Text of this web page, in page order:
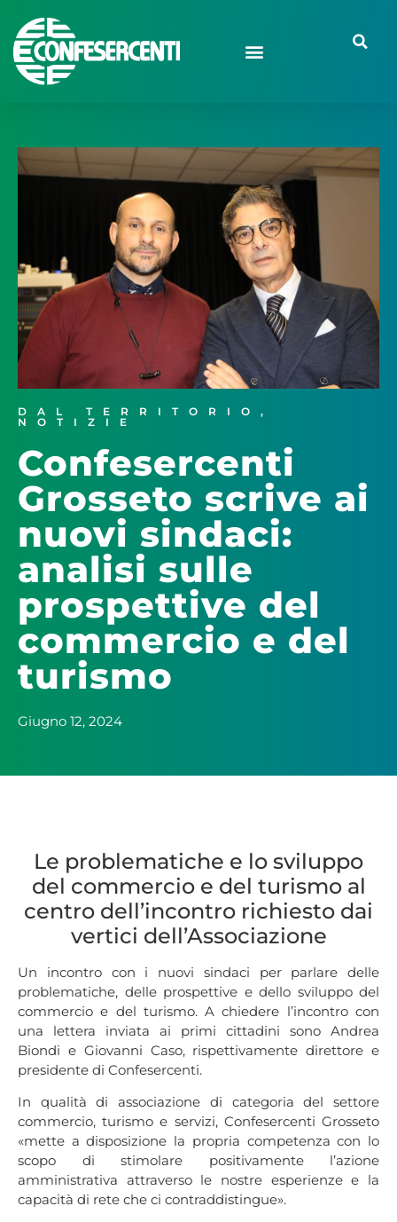
DAL TERRITORIO ,
NOTIZIE
Confesercenti
Grosseto scrive ai
nuovi sindaci:
analisi sulle
prospettive del
commercio e del
turismo
Giugno 12, 2024
Le problematiche e lo sviluppo
del commercio e del turismo al
centro dell’incontro richiesto dai
vertici dell’Associazione
Un incontro con i nuovi sindaci per parlare delle
problematiche, delle prospettive e dello sviluppo del
commercio e del turismo. A chiedere l’incontro con
una lettera inviata ai primi cittadini sono Andrea
Biondi e Giovanni Caso, rispettivamente direttore e
presidente di Confesercenti.
In qualità di associazione di categoria del settore
commercio, turismo e servizi, Confesercenti Grosseto
«mette a disposizione la propria competenza con lo
scopo di stimolare positivamente l’azione
amministrativa attraverso le nostre esperienze e la
capacità di rete che ci contraddistingue».